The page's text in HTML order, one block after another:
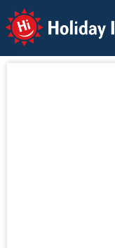
Holiday Info